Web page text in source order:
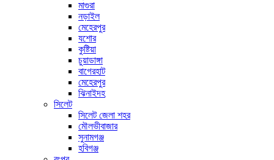
মাগুরা
নড়াইল
মেহেরপুর
যশোর
কুষ্টিয়া
চুয়াডাঙ্গা
বাগেরহাট
মেহেরপুর
ঝিনাইদহ
সিলেট
সিলেট জেলা শহর
মৌলভীবাজার
সুনামগঞ্জ
হবিগঞ্জ